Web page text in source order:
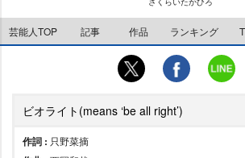
芸能人TOP 記事 作品 ランキング
ビオライト(means ‘be all right’)
作詞 : 只野菜摘